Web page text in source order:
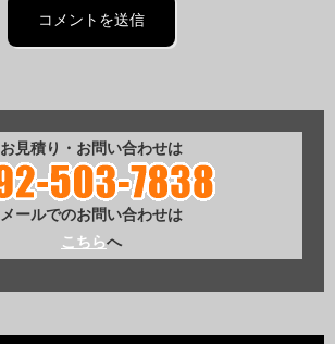
お見積り・お問い合わせは
メールでのお問い合わせは
こちらへ